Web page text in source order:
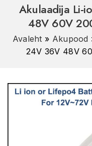
Akulaadija Li-
48V 60V
Avaleht » Akupood
24V 36V 48V